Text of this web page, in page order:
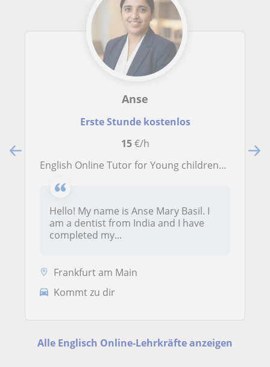
Anse
Erste Stunde kostenlos
15€/h
English Online Tutor for Young childrens .Learn English with fun and interactive.
Hello! My name is Anse Mary Basil. I
am a dentist from India and I have
completed my...
Frankfurt am Main
Kommt zu dir
Alle Englisch Online-Lehrkräfte anzeigen